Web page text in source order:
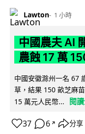
Lawton 1 小時
中國農夫 AI
農蝕 17 萬
中國安徽滁州一名 67
草，結果 150 畝芝麻
15 萬元人民幣...
閱
37 6 ↗ 分享